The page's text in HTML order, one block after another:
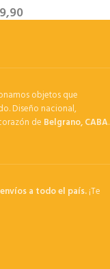
objetos que
Diseño nacional,
de Belgrano, CABA.
a todo el país.¡Te